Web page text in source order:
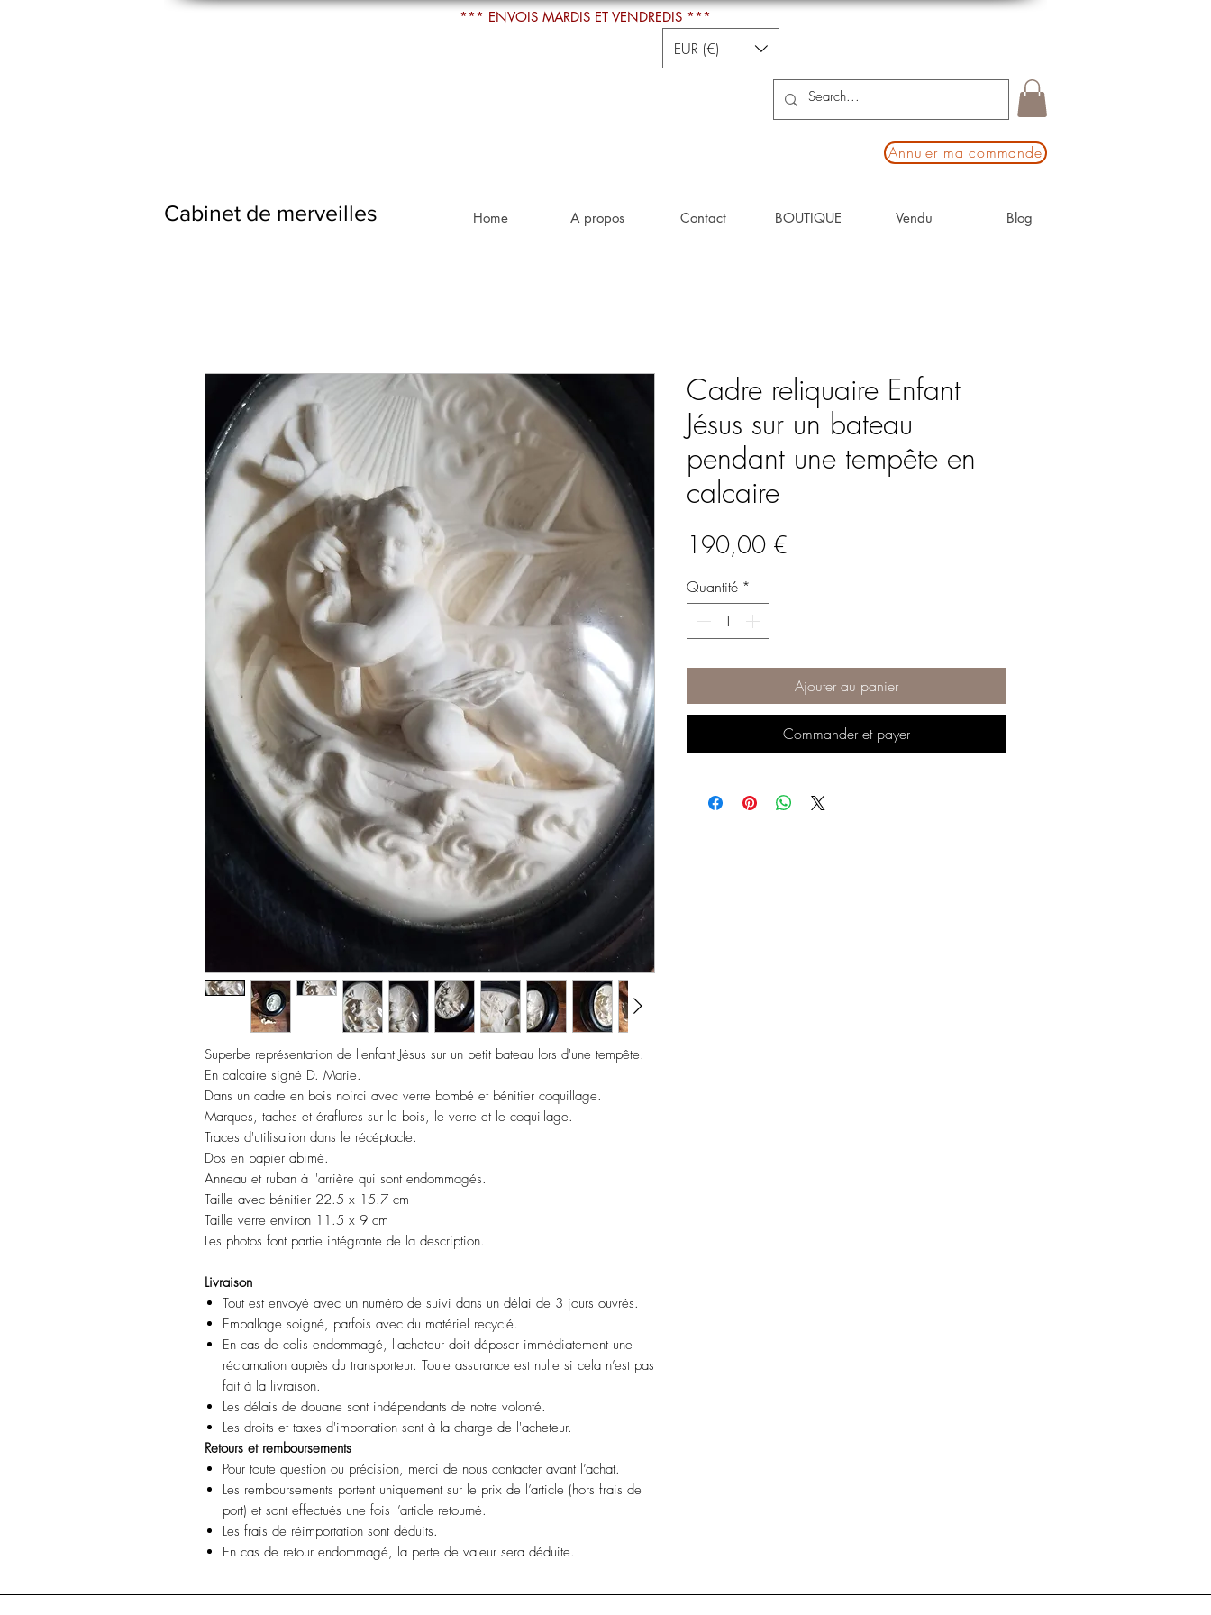
*** ENVOIS MARDIS ET VENDREDIS ***
EUR (€)
Annuler ma commande
Cabinet de merveilles Home A propos Contact BOUTIQUE Vendu Blog
Superbe représentation de l'enfant Jésus sur un petit bateau lors d'une tempête.
En calcaire signé D. Marie.
Dans un cadre en bois noirci avec verre bombé et bénitier coquillage.
Marques, taches et éraflures sur le bois, le verre et le coquillage.
Traces d'utilisation dans le récéptacle.
Dos en papier abimé.
Anneau et ruban à l'arrière qui sont endommagés.
Taille avec bénitier 22.5 x 15.7 cm
Taille verre environ 11.5 x 9 cm
Les photos font partie intégrante de la description.
Livraison
Tout est envoyé avec un numéro de suivi dans un délai de 3 jours ouvrés.
Emballage soigné, parfois avec du matériel recyclé.
En cas de colis endommagé, l'acheteur doit déposer immédiatement une
réclamation auprès du transporteur. Toute assurance est nulle si cela n’est pas
fait à la livraison.
Les délais de douane sont indépendants de notre volonté.
Les droits et taxes d'importation sont à la charge de l'acheteur.
Retours et remboursements
Pour toute question ou précision, merci de nous contacter avant l’achat.
Les remboursements portent uniquement sur le prix de l’article (hors frais de
port) et sont effectués une fois l’article retourné.
Les frais de réimportation sont déduits.
En cas de retour endommagé, la perte de valeur sera déduite.
Cadre reliquaire Enfant
Jésus sur un bateau
pendant une tempête en
calcaire
190,00 €
Quantité *
Ajouter au panier
Commander et payer